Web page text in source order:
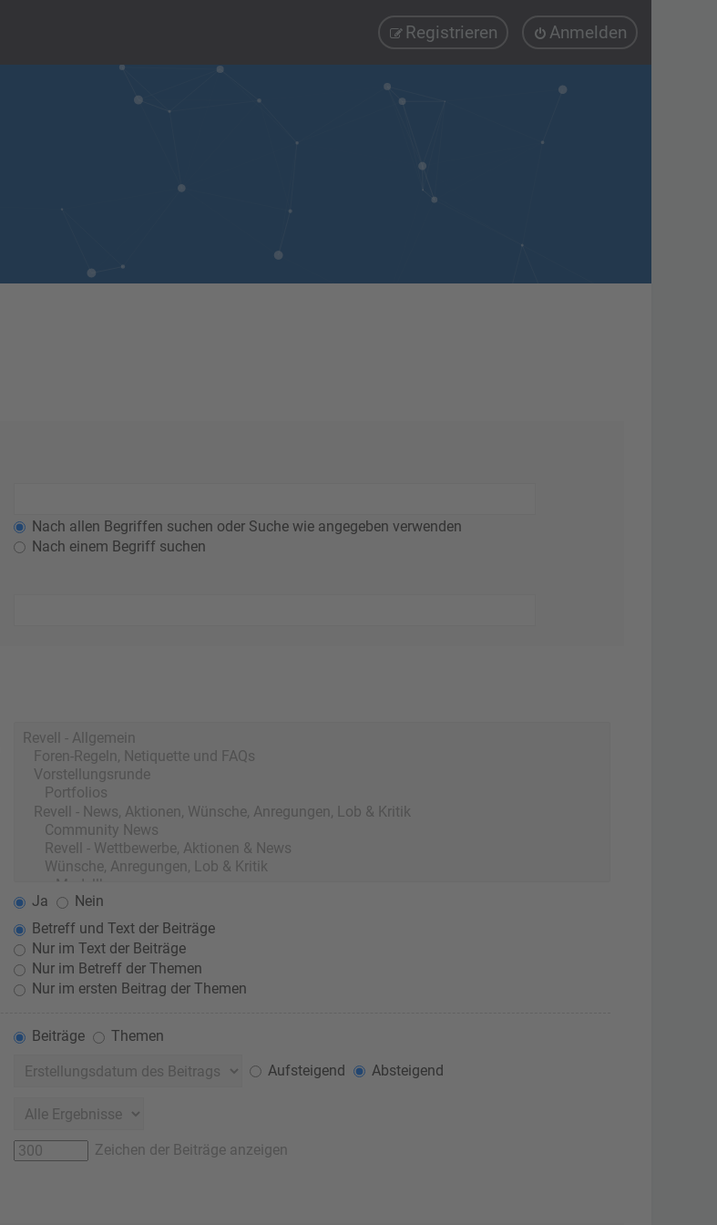
Anmelden
Registrieren
Nach allen Begriffen suchen oder Suche wie angegeben verwenden
Nach einem Begriff suchen
Ja
Nein
Betreff und Text der Beiträge
Nur im Text der Beiträge
Nur im Betreff der Themen
Nur im ersten Beitrag der Themen
Beiträge
Themen
Aufsteigend Absteigend
Zeichen der Beiträge anzeigen